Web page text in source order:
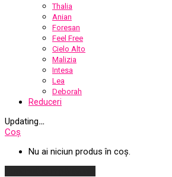
Thalia
Anian
Foresan
Feel Free
Cielo Alto
Malizia
Intesa
Lea
Deborah
Reduceri
Updating…
Coș
Nu ai niciun produs în coș.